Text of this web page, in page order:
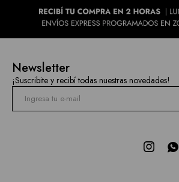
Newsletter
¡Suscribite y recibí todas nuestras novedades!
 